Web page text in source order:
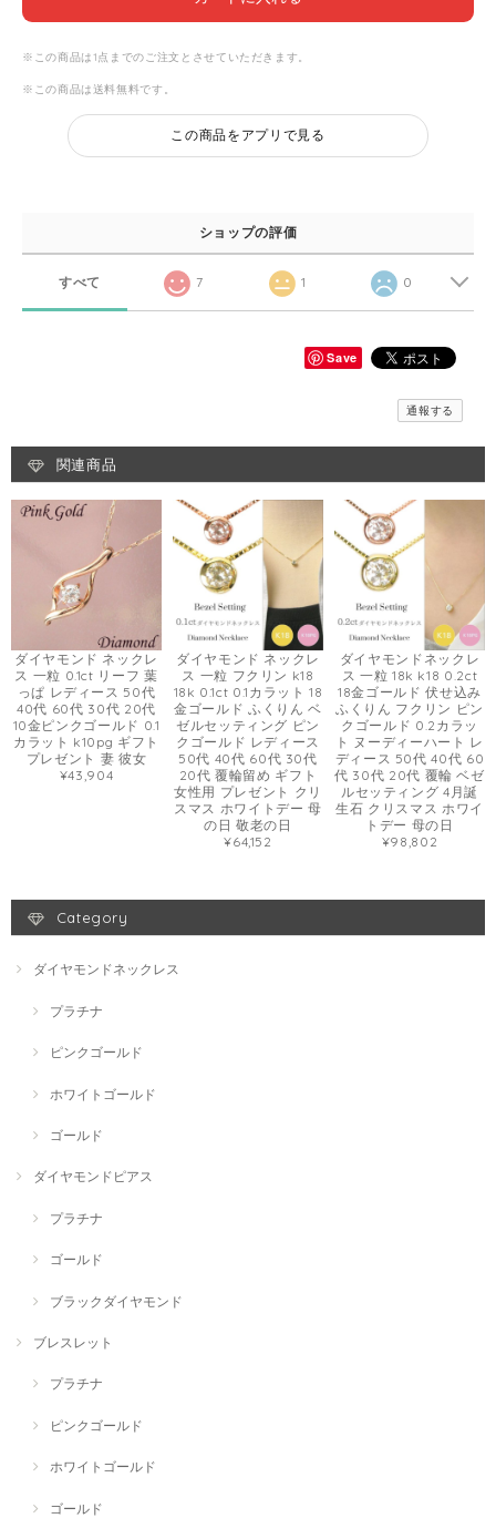
※この商品は1点までのご注文とさせていただきます。
※この商品は 送料無料です。
この商品をアプリで見る
ショップの評価
すべて 7 1 0
Save
通報する
関連商品
ダイヤモンド ネックレ
ス 一粒 0.1ct リーフ 葉
っぱ レディース 50代
40代 60代 30代 20代
10金ピンクゴールド 0.1
カラット k10pg ギフト
プレゼント 妻 彼女
¥43,904
ダイヤモンド ネックレ
ス 一粒 フクリン k18
18k 0.1ct 0.1カラット 18
金ゴールド ふくりん ベ
ゼルセッティング ピン
クゴールド レディース
50代 40代 60代 30代
20代 覆輪留め ギフト
女性用 プレゼント クリ
スマス ホワイトデー 母
の日 敬老の日
¥64,152
ダイヤモンドネックレ
ス 一粒 18k k18 0.2ct
18金ゴールド 伏せ込み
ふくりん フクリン ピン
クゴールド 0.2カラッ
ト ヌーディーハート レ
ディース 50代 40代 60
代 30代 20代 覆輪 ベゼ
ルセッティング 4月誕
生石 クリスマス ホワイ
トデー 母の日
¥98,802
Category
ダイヤモンドネックレス
プラチナ
ピンクゴールド
ホワイトゴールド
ゴールド
ダイヤモンドピアス
プラチナ
ゴールド
ブラックダイヤモンド
ブレスレット
プラチナ
ピンクゴールド
ホワイトゴールド
ゴールド